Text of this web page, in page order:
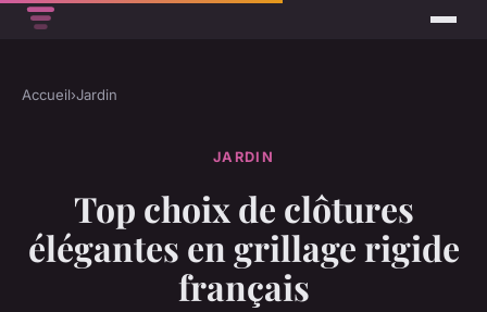
Accueil›Jardin
JARDIN
Top choix de clôtures
élégantes en grillage rigide
français